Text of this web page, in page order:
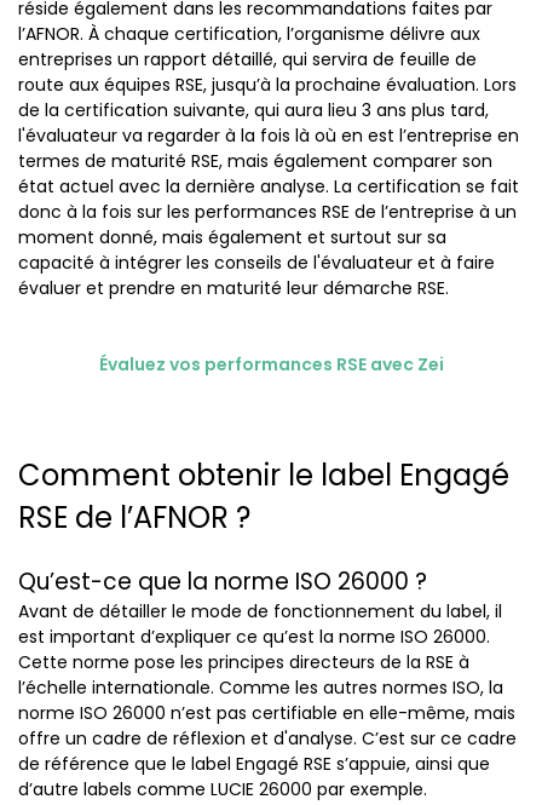
réside également dans les recommandations faites par
l’AFNOR. À chaque certification, l’organisme délivre aux
entreprises un rapport détaillé, qui servira de feuille de
route aux équipes RSE, jusqu’à la prochaine évaluation. Lors
de la certification suivante, qui aura lieu 3 ans plus tard,
l'évaluateur va regarder à la fois là où en est l’entreprise en
termes de maturité RSE, mais également comparer son
état actuel avec la dernière analyse. La certification se fait
donc à la fois sur les performances RSE de l’entreprise à un
moment donné, mais également et surtout sur sa
capacité à intégrer les conseils de l'évaluateur et à faire
évaluer et prendre en maturité leur démarche RSE.
Évaluez vos performances RSE avec Zei
Comment obtenir le label Engagé
RSE de l’AFNOR ?
Qu’est-ce que la norme ISO 26000 ?
Avant de détailler le mode de fonctionnement du label, il
est important d’expliquer ce qu’est la norme ISO 26000.
Cette norme pose les principes directeurs de la RSE à
l’échelle internationale. Comme les autres normes ISO, la
norme ISO 26000 n’est pas certifiable en elle-même, mais
offre un cadre de réflexion et d'analyse. C’est sur ce cadre
de référence que le label Engagé RSE s’appuie, ainsi que
d’autre labels comme LUCIE 26000 par exemple.